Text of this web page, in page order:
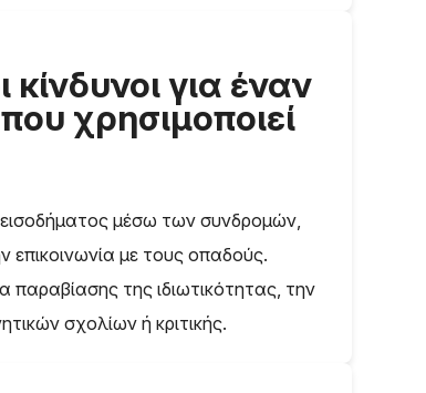
κίνδυνοι για έναν
χρησιμοποιεί
μέσω των συνδρομών,
επικοινωνία με τους οπαδούς.
παραβίασης της ιδιωτικότητας, την
σχολίων ή κριτικής.